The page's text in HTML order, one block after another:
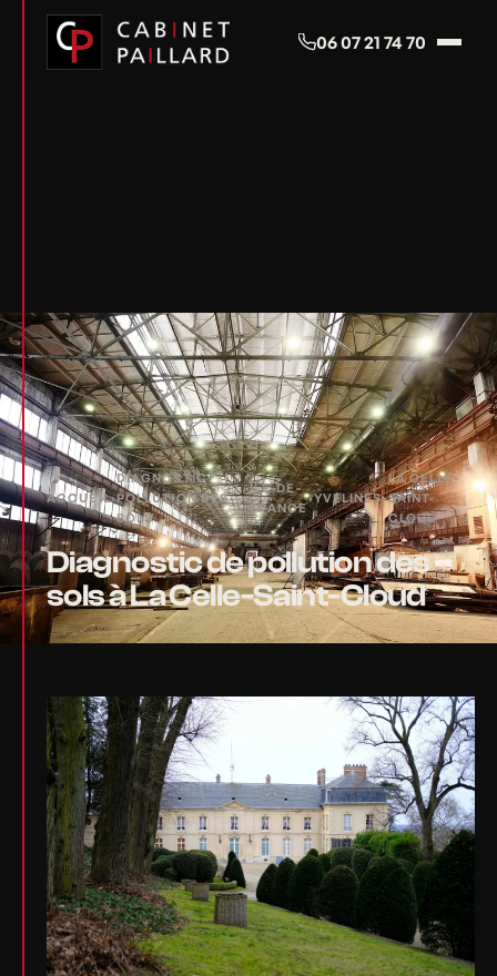
06 07 21 74 70
ACCUEIL›
DIAGNOSTIC
POLLUTION DES
SOLS
›
ÎLE-DE-
FRANCE
›YVELINES›
LA CELLE-
SAINT-
CLOUD
Diagnostic de pollution des
sols à La Celle-Saint-Cloud
Panneau de gestion des cookies